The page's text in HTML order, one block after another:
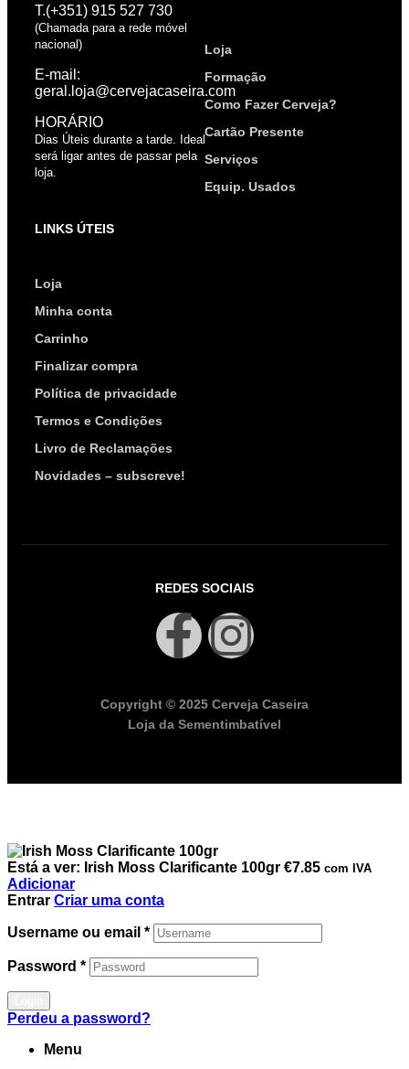
T.(+351) 915 527 730
(Chamada para a rede móvel
nacional)
E-mail:
geral.loja@cervejacaseira.com
HORÁRIO
Dias Úteis durante a tarde. Ideal
será ligar antes de passar pela
loja.
Loja
Formação
Como Fazer Cerveja?
Cartão Presente
Serviços
Equip. Usados
LINKS ÚTEIS
Loja
Minha conta
Carrinho
Finalizar compra
Política de privacidade
Termos e Condições
Livro de Reclamações
Novidades – subscreve!
REDES SOCIAIS
Copyright © 2025 Cerveja Caseira
Loja da Sementimbatível
Está a ver: Irish Moss Clarificante 100gr €7.85 com IVA
Adicionar
Entrar Criar uma conta
Username ou email *
Password *
Perdeu a password?
Menu